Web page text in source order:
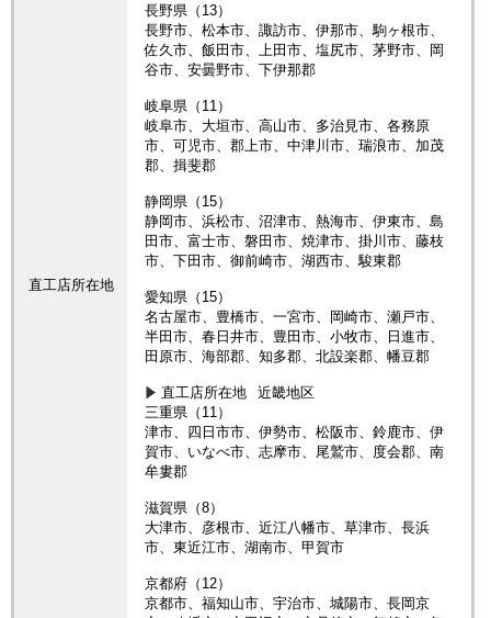
直工店所在地
長野県（13）
長野市、松本市、諏訪市、伊那市、駒ヶ根市、
佐久市、飯田市、上田市、塩尻市、茅野市、岡
谷市、安曇野市、下伊那郡
岐阜県（11）
岐阜市、大垣市、高山市、多治見市、各務原
市、可児市、郡上市、中津川市、瑞浪市、加茂
郡、揖斐郡
静岡県（15）
静岡市、浜松市、沼津市、熱海市、伊東市、島
田市、富士市、磐田市、焼津市、掛川市、藤枝
市、下田市、御前崎市、湖西市、駿東郡
愛知県（15）
名古屋市、豊橋市、一宮市、岡崎市、瀬戸市、
半田市、春日井市、豊田市、小牧市、日進市、
田原市、海部郡、知多郡、北設楽郡、幡豆郡
直工店所在地
近畿地区
三重県（11）
津市、四日市市、伊勢市、松阪市、鈴鹿市、伊
賀市、いなべ市、志摩市、尾鷲市、度会郡、南
牟婁郡
滋賀県（8）
大津市、彦根市、近江八幡市、草津市、長浜
市、東近江市、湖南市、甲賀市
京都府（12）
京都市、福知山市、宇治市、城陽市、長岡京